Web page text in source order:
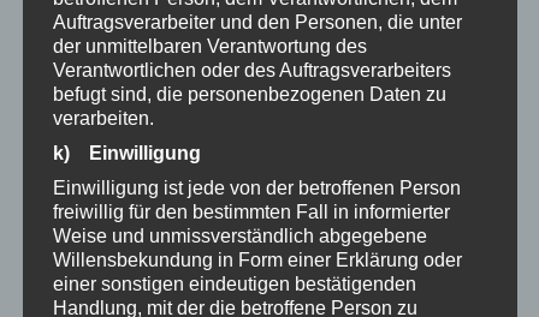
Auftragsverarbeiter und den Personen, die unter
der unmittelbaren Verantwortung des
Verantwortlichen oder des Auftragsverarbeiters
befugt sind, die personenbezogenen Daten zu
verarbeiten.
k) Einwilligung
Einwilligung ist jede von der betroffenen Person
freiwillig für den bestimmten Fall in informierter
Weise und unmissverständlich abgegebene
Willensbekundung in Form einer Erklärung oder
einer sonstigen eindeutigen bestätigenden
Handlung, mit der die betroffene Person zu